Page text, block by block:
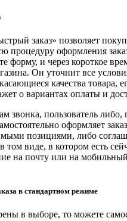
заказ» позволяет
процедуру оформления
форму, и через короткое
Он уточнит все
качества товара,
о вариантах оплаты и
звонка, пользователь либо,
оформляет
позициями, либо
том виде, в котором есть
на почту или на
в стандартном режиме
в выборе, то можете